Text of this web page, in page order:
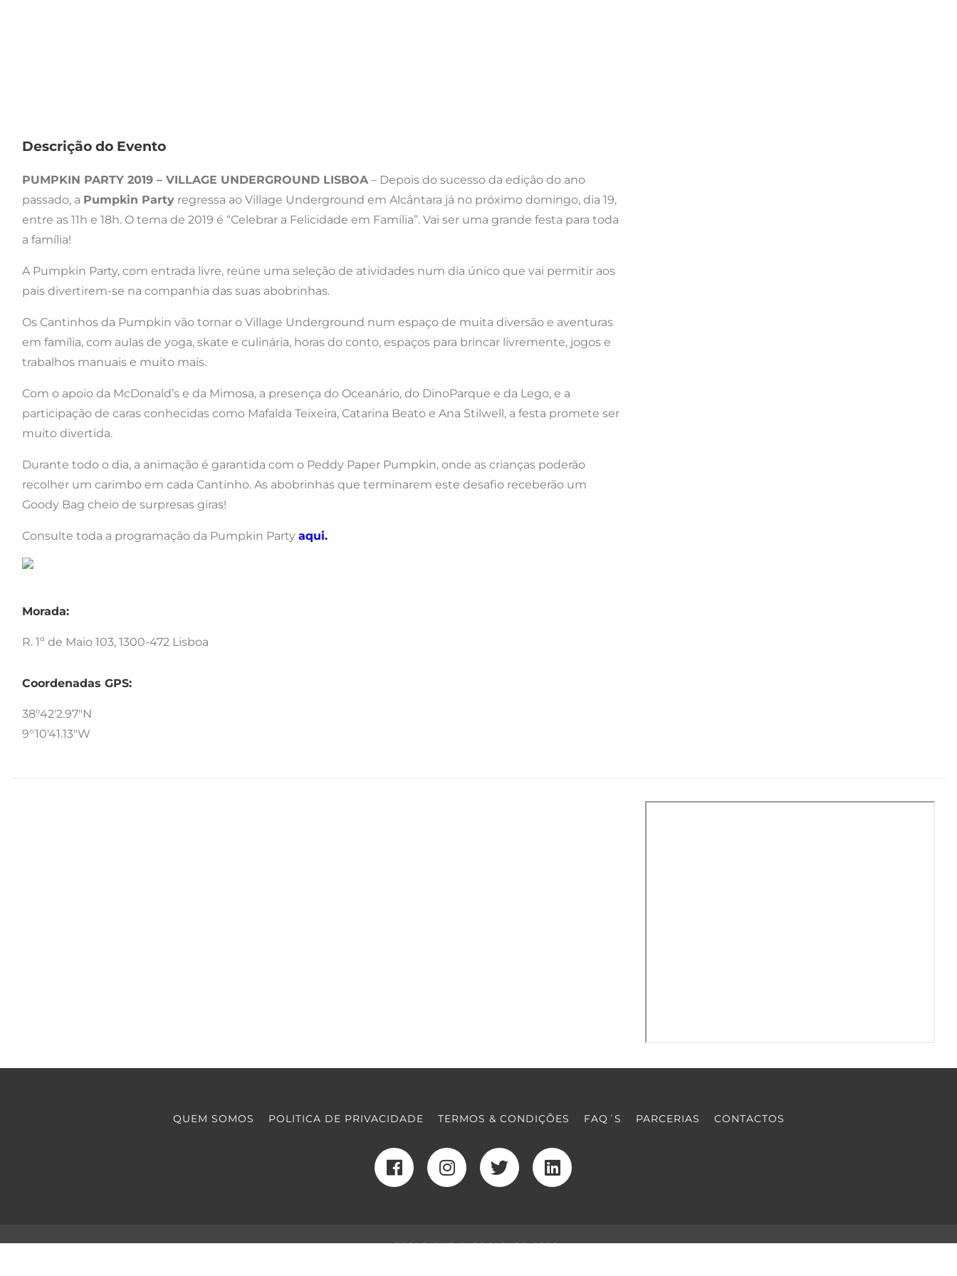
Descrição do Evento
PUMPKIN PARTY 2019 – VILLAGE UNDERGROUND LISBOA– Depois do sucesso da edição do ano
passado, a Pumpkin Party regressa ao Village Underground em Alcântara já no próximo domingo, dia 19,
entre as 11h e 18h. O tema de 2019 é “Celebrar a Felicidade em Família”. Vai ser uma grande festa para toda
a família!
A Pumpkin Party, com entrada livre, reúne uma seleção de atividades num dia único que vai permitir aos
pais divertirem-se na companhia das suas abobrinhas.
Os Cantinhos da Pumpkin vão tornar o Village Underground num espaço de muita diversão e aventuras
em família, com aulas de yoga, skate e culinária, horas do conto, espaços para brincar livremente, jogos e
trabalhos manuais e muito mais.
Com o apoio da McDonald’s e da Mimosa, a presença do Oceanário, do DinoParque e da Lego, e a
participação de caras conhecidas como Mafalda Teixeira, Catarina Beato e Ana Stilwell, a festa promete ser
muito divertida.
Durante todo o dia, a animação é garantida com o Peddy Paper Pumpkin, onde as crianças poderão
recolher um carimbo em cada Cantinho. As abobrinhas que terminarem este desafio receberão um
Goody Bag cheio de surpresas giras!
Consulte toda a programação da Pumpkin Party aqui.
Morada:
R. 1º de Maio 103, 1300-472 Lisboa
Coordenadas GPS:
38°42'2.97"N
9°10'41.13"W
QUEM SOMOS POLITICA DE PRIVACIDADE TERMOS & CONDIÇÕES FAQ´S PARCERIAS CONTACTOS
COPYRIGHT © COOLTURE 2022